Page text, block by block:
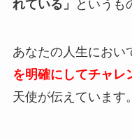
れている」
というも
あなたの人生におい
を明確にしてチャレ
天使が伝えています。